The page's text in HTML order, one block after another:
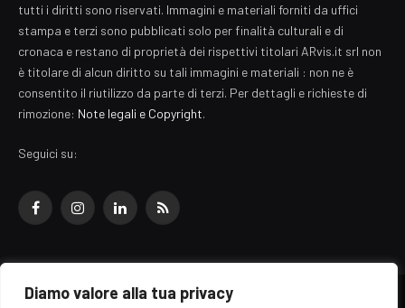
Diamo valore alla tua privacy
tutti i diritti sono riservati. Immagini e materiali forniti da uffici
stampa e terzi sono pubblicati solo per finalità culturali e di
cronaca e restano di proprietà dei rispettivi titolari ARvis.it srl non
è titolare di alcun diritto su tali immagini e materiali : non ne è
consentito il riutilizzo da parte di terzi. Per dettagli e richieste di
rimozione: Note legali e Copyright.
Seguici su:
FacebookInstagramLinkedInRSS